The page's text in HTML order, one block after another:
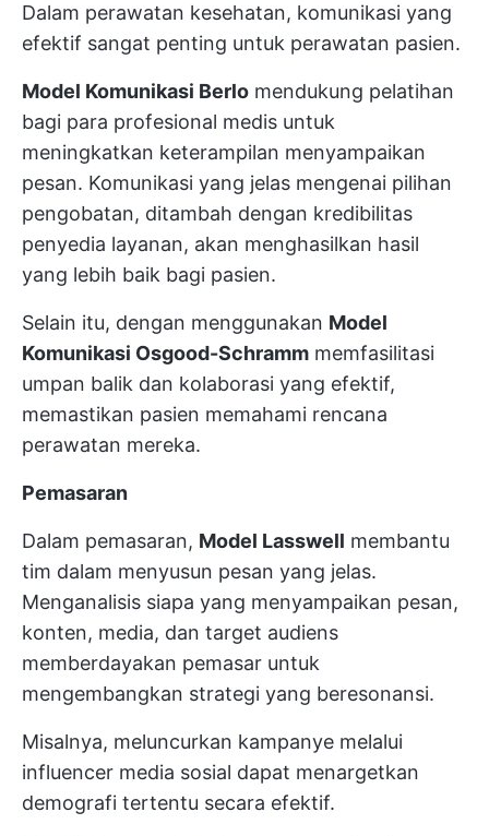
Dalam perawatan kesehatan, komunikasi yang
efektif sangat penting untuk perawatan pasien.
Model Komunikasi Berlo mendukung pelatihan
bagi para profesional medis untuk
meningkatkan keterampilan menyampaikan
pesan. Komunikasi yang jelas mengenai pilihan
pengobatan, ditambah dengan kredibilitas
penyedia layanan, akan menghasilkan hasil
yang lebih baik bagi pasien.
Selain itu, dengan menggunakan Model
Komunikasi Osgood-Schramm memfasilitasi
umpan balik dan kolaborasi yang efektif,
memastikan pasien memahami rencana
perawatan mereka.
Pemasaran
Dalam pemasaran, Model Lasswell membantu
tim dalam menyusun pesan yang jelas.
Menganalisis siapa yang menyampaikan pesan,
konten, media, dan target audiens
memberdayakan pemasar untuk
mengembangkan strategi yang beresonansi.
Misalnya, meluncurkan kampanye melalui
influencer media sosial dapat menargetkan
demografi tertentu secara efektif.